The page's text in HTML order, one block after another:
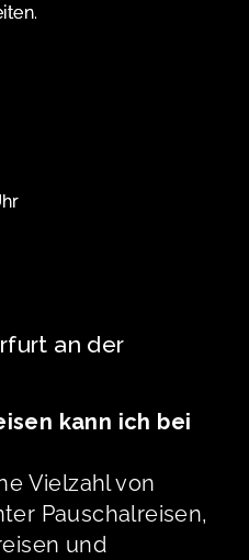
an der
kann ich bei
Vielzahl von
Pauschalreisen,
und